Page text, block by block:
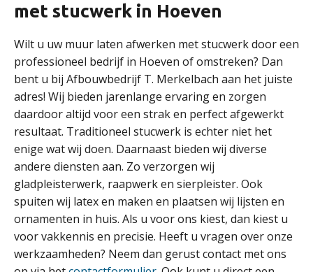
met stucwerk in Hoeven
Wilt u uw muur laten afwerken met stucwerk door een
professioneel bedrijf in Hoeven of omstreken? Dan
bent u bij Afbouwbedrijf T. Merkelbach aan het juiste
adres! Wij bieden jarenlange ervaring en zorgen
daardoor altijd voor een strak en perfect afgewerkt
resultaat. Traditioneel stucwerk is echter niet het
enige wat wij doen. Daarnaast bieden wij diverse
andere diensten aan. Zo verzorgen wij
gladpleisterwerk, raapwerk en sierpleister. Ook
spuiten wij latex en maken en plaatsen wij lijsten en
ornamenten in huis. Als u voor ons kiest, dan kiest u
voor vakkennis en precisie. Heeft u vragen over onze
werkzaamheden? Neem dan gerust contact met ons